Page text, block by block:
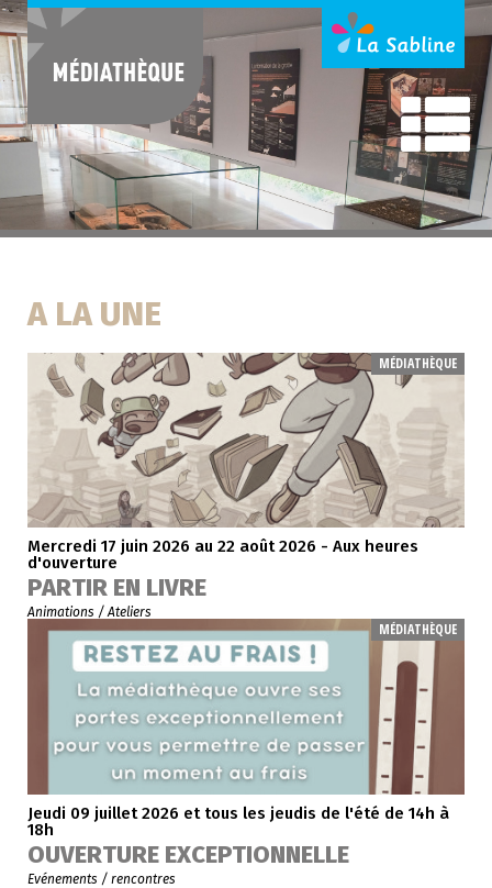
A LA UNE
MÉDIATHÈQUE
Mercredi 17 juin 2026 au 22 août 2026 - Aux heures
d'ouverture
PARTIR EN LIVRE
Animations / Ateliers
MÉDIATHÈQUE
Jeudi 09 juillet 2026 et tous les jeudis de l'été de 14h à
18h
OUVERTURE EXCEPTIONNELLE
Evénements / rencontres